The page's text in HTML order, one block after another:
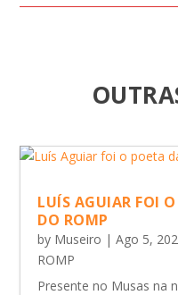
LUÍS AGUIAR FOI
DO ROMP
by Museiro |Ago 5,
ROMP
Presente no Musas na